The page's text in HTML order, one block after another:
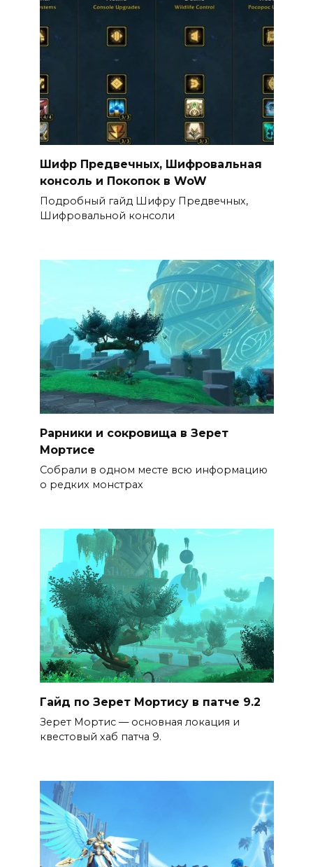
Шифр Предвечных, Шифровальная
консоль и Покопок в WoW
Подробный гайд Шифру Предвечных,
Шифровальной консоли
Рарники и сокровища в Зерет
Мортисе
Собрали в одном месте всю информацию
о редких монстрах
Гайд по Зерет Мортису в патче 9.2
Зерет Мортис — основная локация и
квестовый хаб патча 9.